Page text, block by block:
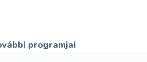
programjai